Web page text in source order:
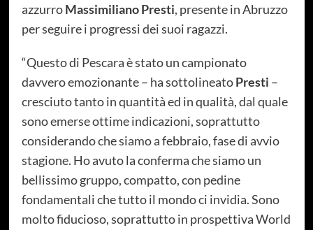
azzurroMassimiliano Presti, presente in Abruzzo
per seguire i progressi dei suoi ragazzi.
“Questo di Pescara è stato un campionato
davvero emozionante – ha sottolineatoPresti –
cresciuto tanto in quantità ed in qualità, dal quale
sono emerse ottime indicazioni, soprattutto
considerando che siamo a febbraio, fase di avvio
stagione. Ho avuto la conferma che siamo un
bellissimo gruppo, compatto, con pedine
fondamentali che tutto il mondo ci invidia. Sono
molto fiducioso, soprattutto in prospettiva World